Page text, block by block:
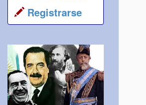
Registrarse